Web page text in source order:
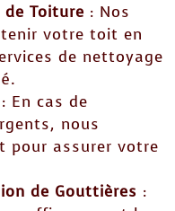
Toiture : Nos
votre toit en
de nettoyage
: En cas de
nous
pour assurer votre
de Gouttières :